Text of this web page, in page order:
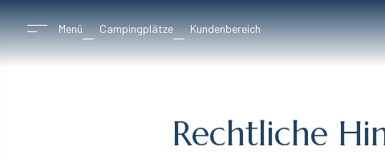
Menü Campingplätze Kundenbereich
Rechtliche